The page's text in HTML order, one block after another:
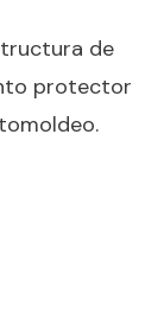
de
protector